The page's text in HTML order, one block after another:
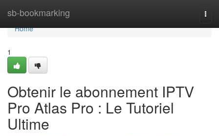
sb-bookmarking
Home
Home
1
Obtenir le abonnement IPTV
Pro Atlas Pro : Le Tutoriel
Ultime